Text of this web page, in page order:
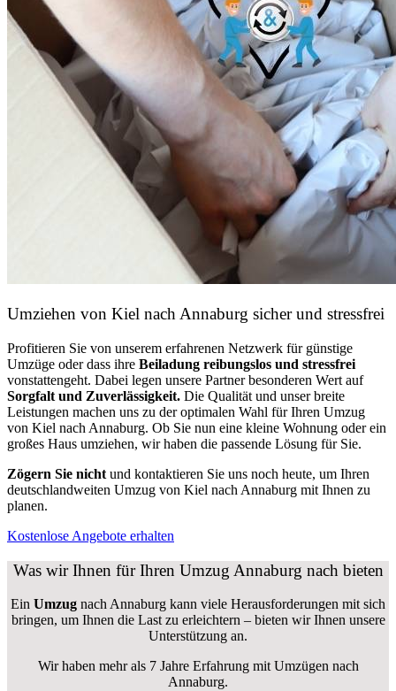
Umziehen von Kiel nach Annaburg sicher und stressfrei
Profitieren Sie von unserem erfahrenen Netzwerk für günstige
Umzüge oder dass ihre Beiladung reibungslos und stressfrei
vonstattengeht. Dabei legen unsere Partner besonderen Wert auf
Sorgfalt und Zuverlässigkeit. Die Qualität und unser breite
Leistungen machen uns zu der optimalen Wahl für Ihren Umzug
von Kiel nach Annaburg. Ob Sie nun eine kleine Wohnung oder ein
großes Haus umziehen, wir haben die passende Lösung für Sie.
Zögern Sie nicht und kontaktieren Sie uns noch heute, um Ihren
deutschlandweiten Umzug von Kiel nach Annaburg mit Ihnen zu
planen.
Kostenlose Angebote erhalten
Was wir Ihnen für Ihren Umzug Annaburg nach bieten
Ein Umzug nach Annaburg kann viele Herausforderungen mit sich
bringen, um Ihnen die Last zu erleichtern – bieten wir Ihnen unsere
Unterstützung an.
Wir haben mehr als 7 Jahre Erfahrung mit Umzügen nach
Annaburg.